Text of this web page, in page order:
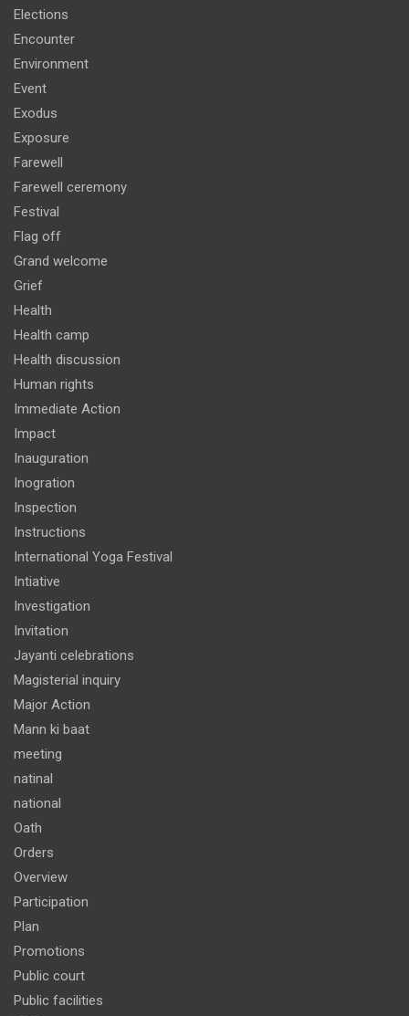
Elections
Encounter
Environment
Event
Exodus
Exposure
Farewell
Farewell ceremony
Festival
Flag off
Grand welcome
Grief
Health
Health camp
Health discussion
Human rights
Immediate Action
Impact
Inauguration
Inogration
Inspection
Instructions
International Yoga Festival
Intiative
Investigation
Invitation
Jayanti celebrations
Magisterial inquiry
Major Action
Mann ki baat
meeting
natinal
national
Oath
Orders
Overview
Participation
Plan
Promotions
Public court
Public facilities